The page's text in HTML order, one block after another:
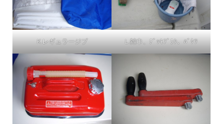
K.レギュラージブ L.雑巾、ﾃﾞｯｷﾌﾞﾗｼ、ﾊﾞｹﾂ